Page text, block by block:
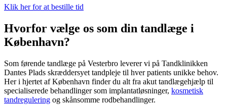
Klik her for at bestille tid
Hvorfor vælge os som din tandlæge i
København?
Som førende tandlæge på Vesterbro leverer vi på Tandklinikken
Dantes Plads skræddersyet tandpleje til hver patients unikke behov.
Her i hjertet af København finder du alt fra akut tandlægehjælp til
specialiserede behandlinger som implantatløsninger, kosmetisk
tandregulering og skånsomme rodbehandlinger.